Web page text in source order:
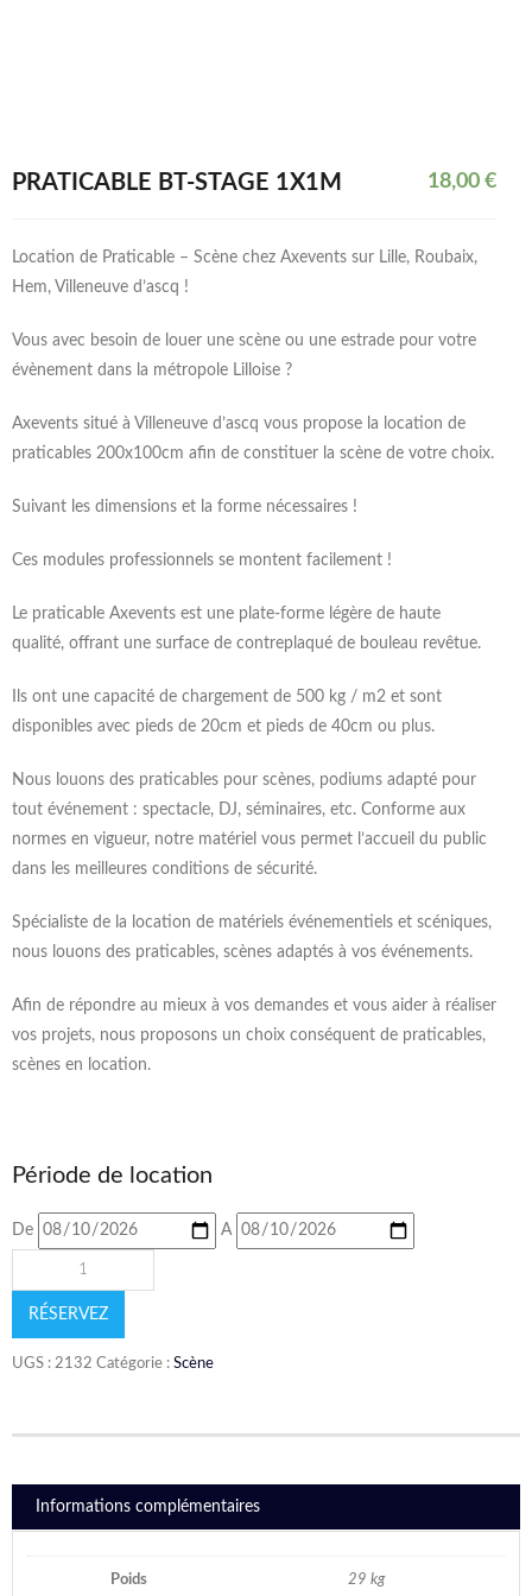
PRATICABLE BT-STAGE 1X1M 18,00 €
Location de Praticable – Scène chez Axevents sur Lille, Roubaix,
Hem, Villeneuve d’ascq !
Vous avec besoin de louer une scène ou une estrade pour votre
évènement dans la métropole Lilloise ?
Axevents situé à Villeneuve d’ascq vous propose la location de
praticables 200x100cm afin de constituer la scène de votre choix.
Suivant les dimensions et la forme nécessaires !
Ces modules professionnels se montent facilement !
Le praticable Axevents est une plate-forme légère de haute
qualité, offrant une surface de contreplaqué de bouleau revêtue.
Ils ont une capacité de chargement de 500 kg / m2 et sont
disponibles avec pieds de 20cm et pieds de 40cm ou plus.
Nous louons des praticables pour scènes, podiums adapté pour
tout événement : spectacle, DJ, séminaires, etc. Conforme aux
normes en vigueur, notre matériel vous permet l’accueil du public
dans les meilleures conditions de sécurité.
Spécialiste de la location de matériels événementiels et scéniques,
nous louons des praticables, scènes adaptés à vos événements.
Afin de répondre au mieux à vos demandes et vous aider à réaliser
vos projets, nous proposons un choix conséquent de praticables,
scènes en location.
Période de location
De A
RÉSERVEZ
UGS : 2132 Catégorie : Scène
Informations complémentaires
Poids 29 kg